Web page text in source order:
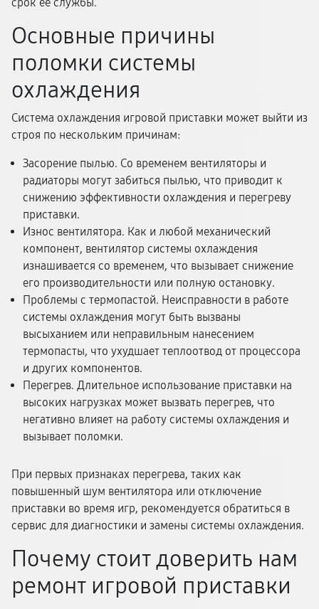
Основные причины
поломки системы
охлаждения
Система охлаждения игровой приставки может выйти из
строя по нескольким причинам:
Засорение пылью. Со временем вентиляторы и
радиаторы могут забиться пылью, что приводит к
снижению эффективности охлаждения и перегреву
приставки.
Износ вентилятора. Как и любой механический
компонент, вентилятор системы охлаждения
изнашивается со временем, что вызывает снижение
его производительности или полную остановку.
Проблемы с термопастой. Неисправности в работе
системы охлаждения могут быть вызваны
высыханием или неправильным нанесением
термопасты, что ухудшает теплоотвод от процессора
и других компонентов.
Перегрев. Длительное использование приставки на
высоких нагрузках может вызвать перегрев, что
негативно влияет на работу системы охлаждения и
вызывает поломки.
При первых признаках перегрева, таких как
повышенный шум вентилятора или отключение
приставки во время игр, рекомендуется обратиться в
сервис для диагностики и замены системы охлаждения.
Почему стоит доверить нам
ремонт игровой приставки